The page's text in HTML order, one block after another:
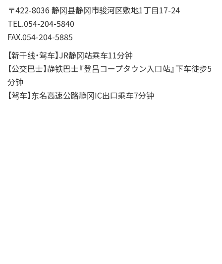
〒422-8036 静冈县静冈市骏河区敷地1丁目17-24
TEL.054-204-5840
FAX.054-204-5885
【新干线・驾车】JR静冈站乘车11分钟
【公交巴士】静铁巴士『登吕コープタウン入口站』下车徒步5
分钟
【驾车】东名高速公路静冈IC出口乘车7分钟